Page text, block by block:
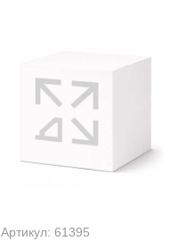
Артикул: 61395